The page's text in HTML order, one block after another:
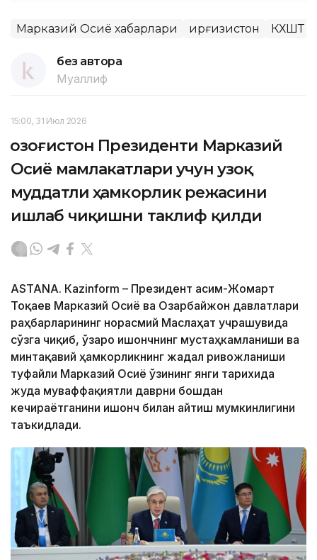
Марказий Осиё хабарлари Қирғизистон КХШТ
без автора
Муаллиф
15:00, 31 Июл 2026
Қозоғистон Президенти Марказий
Осиё мамлакатлари учун узоқ
муддатли ҳамкорлик режасини
ишлаб чиқишни таклиф қилди
ASTANА. Кazinform – Президент Қасим-Жомарт
Тоқаев Марказий Осиё ва Озарбайжон давлатлари
раҳбарларининг норасмий Маслаҳат учрашувида
сўзга чиқиб, ўзаро ишончнинг мустаҳкамланиши ва
минтақавий ҳамкорликнинг жадал ривожланиши
туфайли Марказий Осиё ўзининг янги тарихида
жуда муваффақиятли даврни бошдан
кечираётганини ишонч билан айтиш мумкинлигини
таъкидлади.